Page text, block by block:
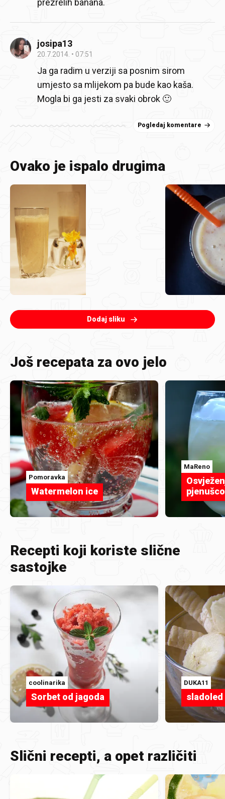
prezrelih banana.
josipa13
20.7.2014. 07:51
Ja ga radim u verziji sa posnim sirom
umjesto sa mlijekom pa bude kao kaša.
Mogla bi ga jesti za svaki obrok 🙂
Pogledaj komentare
Ovako je ispalo drugima
Dodaj sliku
Još recepata za ovo jelo
Pomoravka
Watermelon ice
MaReno
Recepti koji koriste slične
sastojke
coolinarika
Sorbet od jagoda
DUKA11
sladoled
Slični recepti, a opet različiti